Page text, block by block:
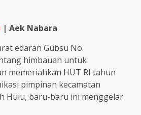
| Aek Nabara
edaran Gubsu No.
himbauan untuk
memeriahkan HUT RI tahun
pimpinan kecamatan
Hulu, baru-baru ini menggelar